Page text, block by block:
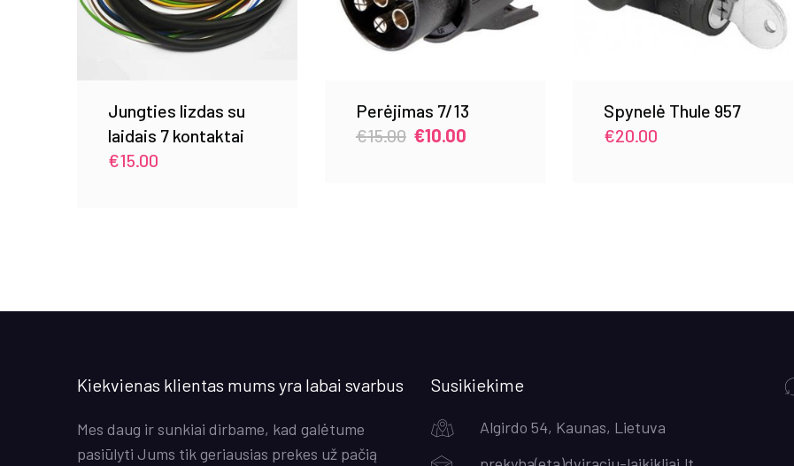
Jungties lizdas su
laidais 7 kontaktai
€15.00
Perėjimas 7/13
€15.00 Original
€10.00Current
Spynelė Thule 957
€20.00
Kiekvienas klientas mums yra labai svarbus
Mes daug ir sunkiai dirbame, kad galėtume
pasiūlyti Jums tik geriausias prekes už pačią
Susikiekime
Algirdo 54, Kaunas, Lietuva